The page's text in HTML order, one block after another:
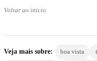
Voltar ao início.
Veja mais sobre: boa vista